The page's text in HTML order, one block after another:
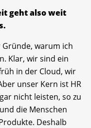
geht also weit
Gründe, warum ich
Klar, wir sind ein
in der Cloud, wir
unser Kern ist HR
nicht leisten, so zu
die Menschen
Deshalb